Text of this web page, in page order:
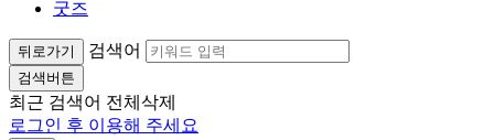
굿즈
뒤로가기 검색어
검색버튼
최근 검색어 전체삭제
로그인 후 이용해 주세요